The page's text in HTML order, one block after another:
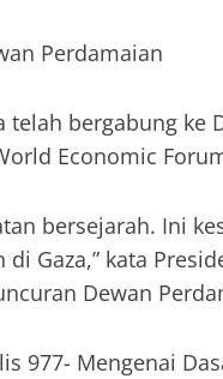
Perdamaian
telah bergabung ke
Economic
bersejarah. Ini
Gaza,” kata
Dewan
977- Mengenai